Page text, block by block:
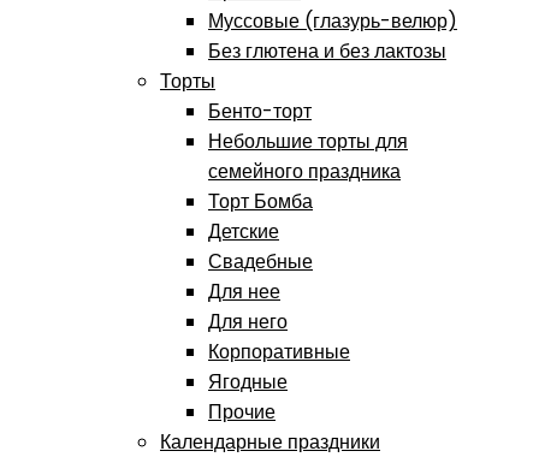
Муссовые (глазурь-велюр)
Без глютена и без лактозы
Торты
Бенто-торт
Небольшие торты для
семейного праздника
Торт Бомба
Детские
Свадебные
Для нее
Для него
Корпоративные
Ягодные
Прочие
Календарные праздники